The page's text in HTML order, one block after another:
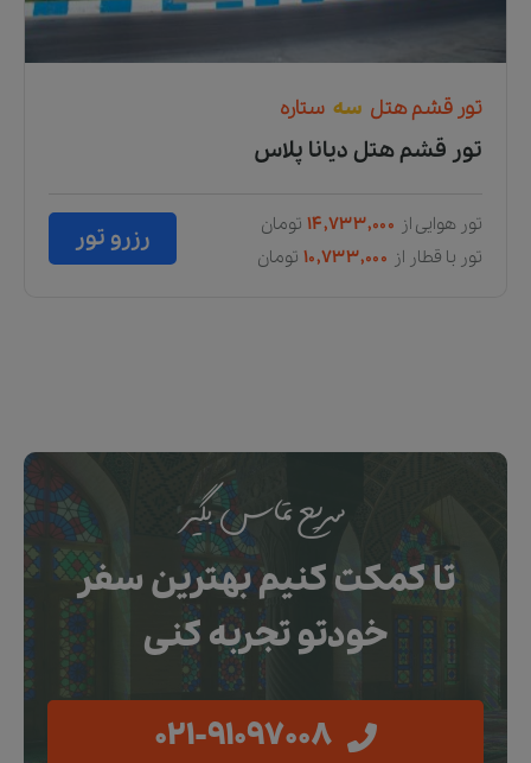
تور قشمهتل سه ستاره
تور قشم هتل دیانا پلاس
رزرو تور تور هوایی از ۱۴,۷۳۳,۰۰۰ تومان
تور با قطار از ۱۰,۷۳۳,۰۰۰ تومان
سریع تماس بگیر
تا کمکت کنیم بهترین سفر
خودتو تجربه کنی
021-91097008